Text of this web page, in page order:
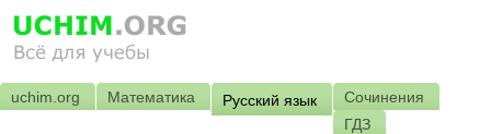
uchim.org Математика Русский язык
Сочинения
ГДЗ